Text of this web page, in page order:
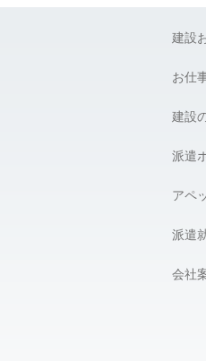
建設
お仕
建設
派遣
アペ
派遣
会社